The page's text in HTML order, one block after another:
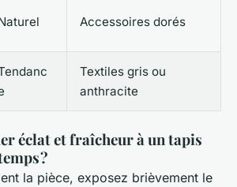
Accessoires dorés
Textiles gris ou
anthracite
éclat et fraîcheur à un tapis
?
la pièce, exposez brièvement le